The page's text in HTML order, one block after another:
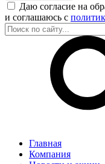
Даю согласие на
и соглашаюсь с
Главная
Компания